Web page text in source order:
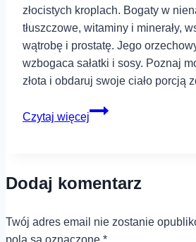
złocistych kroplach. Bogaty w
tłuszczowe, witaminy i minerały,
wątrobę i prostatę. Jego
wzbogaca sałatki i sosy. Poznaj
złota i obdaruj swoje ciało porcją
Czytaj więcej
Olej
–
warto
włączyć
Dodaj komentarz
Twój adres email nie zostanie